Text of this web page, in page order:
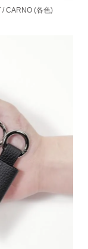
/ CARNO (各色)